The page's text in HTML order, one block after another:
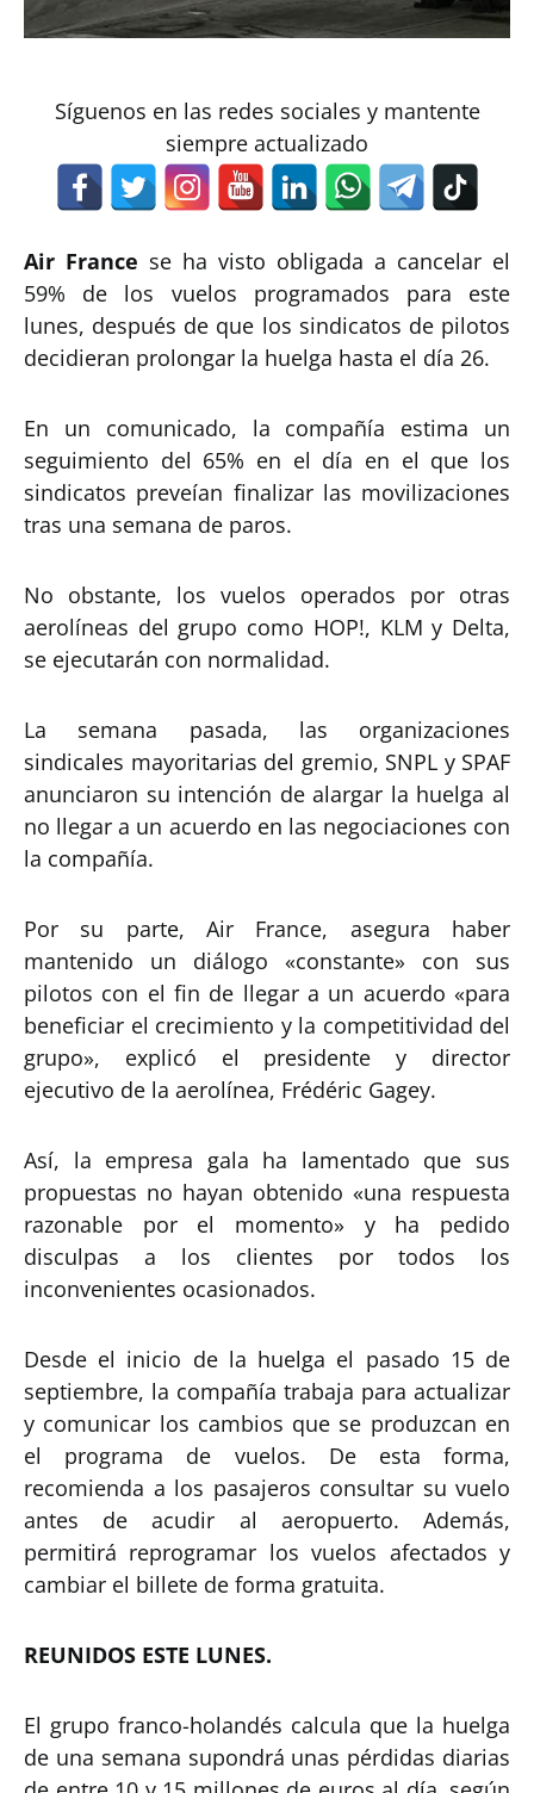
Síguenos en las redes sociales y mantente
siempre actualizado
Air France se ha visto obligada a cancelar el
59% de los vuelos programados para este
lunes, después de que los sindicatos de pilotos
decidieran prolongar la huelga hasta el día 26.
En un comunicado, la compañía estima un
seguimiento del 65% en el día en el que los
sindicatos preveían finalizar las movilizaciones
tras una semana de paros.
No obstante, los vuelos operados por otras
aerolíneas del grupo como HOP!, KLM y Delta,
se ejecutarán con normalidad.
La semana pasada, las organizaciones
sindicales mayoritarias del gremio, SNPL y SPAF
anunciaron su intención de alargar la huelga al
no llegar a un acuerdo en las negociaciones con
la compañía.
Por su parte, Air France, asegura haber
mantenido un diálogo «constante» con sus
pilotos con el fin de llegar a un acuerdo «para
beneficiar el crecimiento y la competitividad del
grupo», explicó el presidente y director
ejecutivo de la aerolínea, Frédéric Gagey.
Así, la empresa gala ha lamentado que sus
propuestas no hayan obtenido «una respuesta
razonable por el momento» y ha pedido
disculpas a los clientes por todos los
inconvenientes ocasionados.
Desde el inicio de la huelga el pasado 15 de
septiembre, la compañía trabaja para actualizar
y comunicar los cambios que se produzcan en
el programa de vuelos. De esta forma,
recomienda a los pasajeros consultar su vuelo
antes de acudir al aeropuerto. Además,
permitirá reprogramar los vuelos afectados y
cambiar el billete de forma gratuita.
REUNIDOS ESTE LUNES.
El grupo franco-holandés calcula que la huelga
de una semana supondrá unas pérdidas diarias